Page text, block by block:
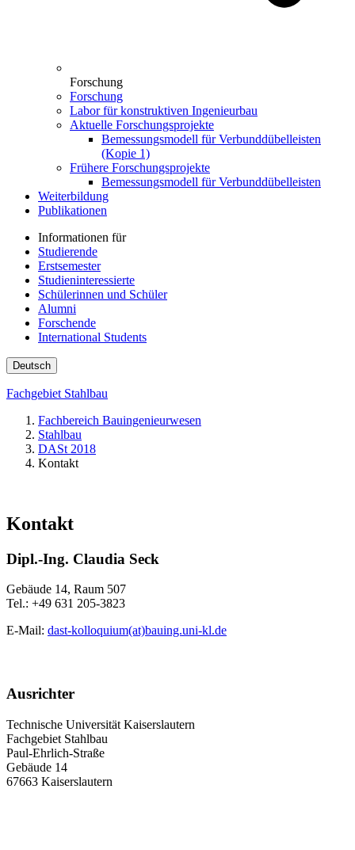
Forschung
Forschung
Labor für konstruktiven Ingenieurbau
Aktuelle Forschungsprojekte
Bemessungsmodell für Verbunddübelleisten
(Kopie 1)
Frühere Forschungsprojekte
Bemessungsmodell für Verbunddübelleisten
Weiterbildung
Publikationen
Informationen für
Studierende
Erstsemester
Studieninteressierte
Schülerinnen und Schüler
Alumni
Forschende
International Students
Deutsch
Fachgebiet Stahlbau
Fachbereich Bauingenieurwesen
Stahlbau
DASt 2018
Kontakt
Kontakt
Dipl.-Ing. Claudia Seck
Gebäude 14, Raum 507
Tel.: +49 631 205-3823
E-Mail: dast-kolloquium(at)bauing.uni-kl.de
Ausrichter
Technische Universität Kaiserslautern
Fachgebiet Stahlbau
Paul-Ehrlich-Straße
Gebäude 14
67663 Kaiserslautern